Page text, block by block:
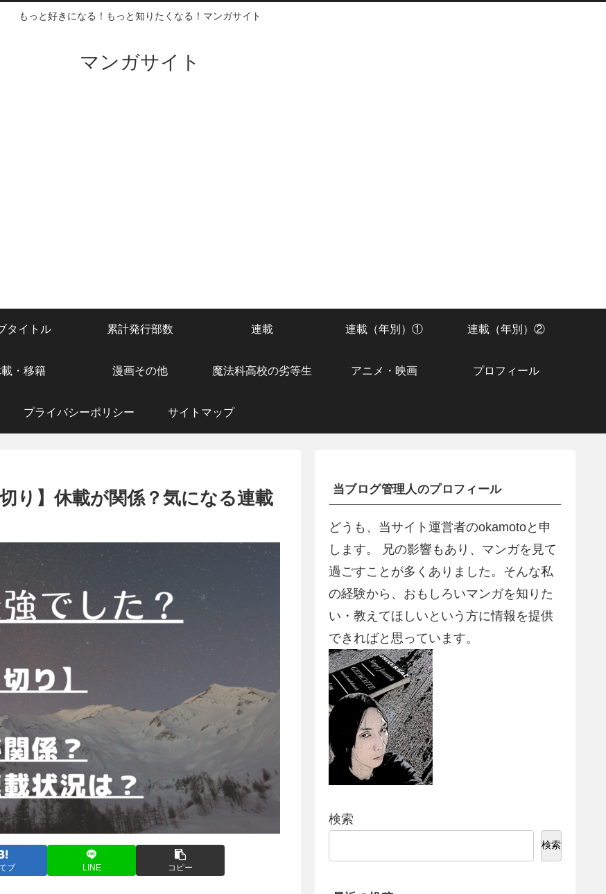
もっと好きになる！もっと知りたくなる！マンガサイト
マンガサイト
タイトル 累計発行部数 連載 連載（年別）① 連載（年別）②
・移籍 漫画その他 魔法科高校の劣等生 アニメ・映画 プロフィール
プライバシーポリシー サイトマップ
り】休載が関係？気になる連載
ブ LINE コピー
当ブログ管理人のプロフィール
どうも、当サイト運営者のokamotoと申
します。 兄の影響もあり、マンガを見て
過ごすことが多くありました。そんな私
の経験から、おもしろいマンガを知りた
い・教えてほしいという方に情報を提供
できればと思っています。
検索
検索